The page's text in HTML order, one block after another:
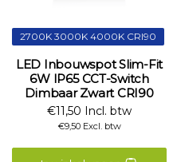
2700K 3000K 4000K CRI90
LED Inbouwspot Slim-Fit
6W IP65 CCT-Switch
Dimbaar Zwart CRI90
€11,50 Incl. btw
€9,50 Excl. btw